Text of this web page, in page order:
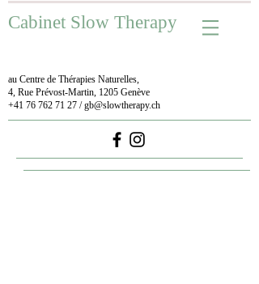
Cabinet Slow Therapy
au Centre de Thérapies Naturelles,
4, Rue Prévost-Martin, 1205 Genève
+41 76 762 71 27 /gb@slowtherapy.ch